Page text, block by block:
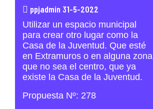
ppjadmin 31-5-2022
Utilizar un espacio municipal
para crear otro lugar como la
Casa de la Juventud. Que esté
en Extramuros o en alguna zona
que no sea el centro, que ya
existe la Casa de la Juventud.
Propuesta Nº: 278